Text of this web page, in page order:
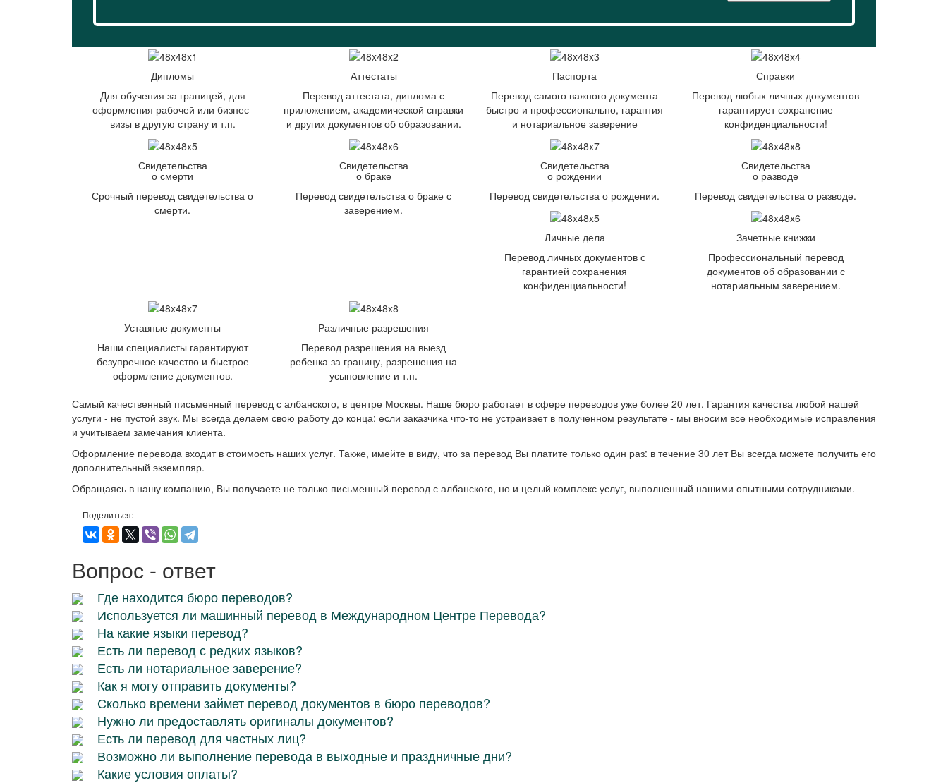
Дипломы
Для обучения за границей, для
оформления рабочей или бизнес-
визы в другую страну и т.п.
Аттестаты
Перевод аттестата, диплома с
приложением, академической справки
и других документов об образовании.
Паспорта
Перевод самого важного документа
быстро и профессионально, гарантия
и нотариальное заверение
Справки
Перевод любых личных документов
гарантирует сохранение
конфиденциальности!
Свидетельства
о смерти
Срочный перевод свидетельства о
смерти.
Свидетельства
о браке
Перевод свидетельства о браке с
заверением.
Свидетельства
о рождении
Перевод свидетельства о рождении.
Свидетельства
о разводе
Перевод свидетельства о разводе.
Личные дела
Перевод личных документов с
гарантией сохранения
конфиденциальности!
Зачетные книжки
Профессиональный перевод
документов об образовании с
нотариальным заверением.
Уставные документы
Наши специалисты гарантируют
безупречное качество и быстрое
оформление документов.
Различные разрешения
Перевод разрешения на выезд
ребенка за границу, разрешения на
усыновление и т.п.
Самый качественный письменный перевод с албанского, в центре Москвы. Наше бюро работает в сфере переводов уже более 20 лет. Гарантия качества любой нашей
услуги - не пустой звук. Мы всегда делаем свою работу до конца: если заказчика что-то не устраивает в полученном результате - мы вносим все необходимые исправления
и учитываем замечания клиента.
Оформление перевода входит в стоимость наших услуг. Также, имейте в виду, что за перевод Вы платите только один раз: в течение 30 лет Вы всегда можете получить его
дополнительный экземпляр.
Обращаясь в нашу компанию, Вы получаете не только письменный перевод с албанского, но и целый комплекс услуг, выполненный нашими опытными сотрудниками.
Поделиться:
Вопрос - ответ
Где находится бюро переводов?
Используется ли машинный перевод в Международном Центре Перевода?
На какие языки перевод?
Есть ли перевод с редких языков?
Есть ли нотариальное заверение?
Как я могу отправить документы?
Сколько времени займет перевод документов в бюро переводов?
Нужно ли предоставлять оригиналы документов?
Есть ли перевод для частных лиц?
Возможно ли выполнение перевода в выходные и праздничные дни?
Какие условия оплаты?